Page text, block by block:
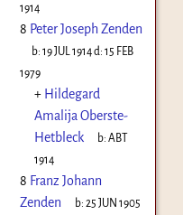
1914
8 Peter Joseph Zenden
b:19 JUL 1914d:15 FEB
1979
+ Hildegard
Amalija Oberste-
Hetbleck
b:ABT
1914
8 Franz Johann
Zenden
b:25 JUN 1905